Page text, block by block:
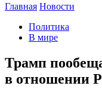
Главная Новости
Политика
В мире
Трамп
в отношении